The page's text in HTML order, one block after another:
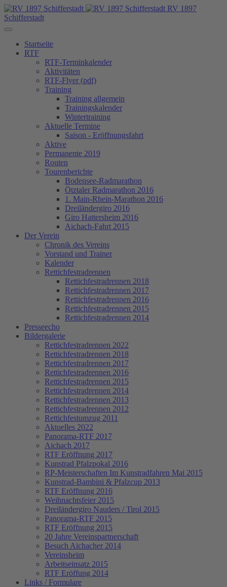
RV 1897
Schifferstadt
Startseite
RTF
RTF-Terminkalender
Aktivitäten
RTF-Flyer (pdf)
Training
Training allgemein
Trainingskalender
Wintertraining
Aktuelle Termine
Saison - Eröffnungsfahrt
Aktive
Permanente 2019
Routen
Tourenberichte
Bodensee-Radmarathon
Ötztaler Radmarathon 2016
1. Main-Rhein-Marathon 2016
Dreiländergiro 2016
Giro Hattersheim 2016
Aichach-Fahrt 2015
Der Verein
Chronik des Vereins
Vorstand und Trainer
Kalender
Rettichfestradrennen
Rettichfestradrennen 2018
Rettichfestradrennen 2017
Rettichfestradrennen 2016
Rettichfestradrennen 2015
Rettichfestradrennen 2014
Presseecho
Bildergalerie
Rettichfestradrennen 2022
Rettichfestradrennen 2018
Rettichfestradrennen 2017
Rettichfestradrennen 2016
Rettichfestradrennen 2015
Rettichfestradrennen 2014
Rettichfestradrennen 2013
Rettichfestradrennen 2012
Rettichfestumzug 2011
Aktuelles 2022
Panorama-RTF 2017
Aichach 2017
RTF Eröffnung 2017
Kunstrad Pfalzpokal 2016
RP-Meisterschaften Im Kunstradfahren Mai 2015
Kunstrad-Bambini & Pfalzcup 2013
RTF Eröffnung 2016
Weihnachtsfeier 2015
Dreiländergiro Nauders / Tirol 2015
Panorama-RTF 2015
RTF Eröffnung 2015
20 Jahre Vereinspartnerschaft
Besuch Aichacher 2014
Vereinsheim
Arbeitseinsatz 2015
RTF Eröffung 2014
Links / Formulare